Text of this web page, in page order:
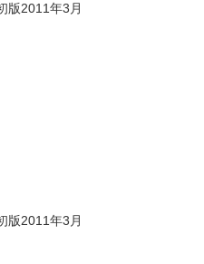
版2011年3月
版2011年3月